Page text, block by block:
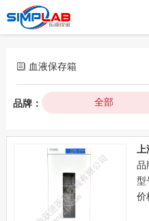
血液保存箱
品牌： 全部
上
品
型
价